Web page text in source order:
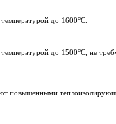
до 1600°C.
до 1500°C, не
повышенными